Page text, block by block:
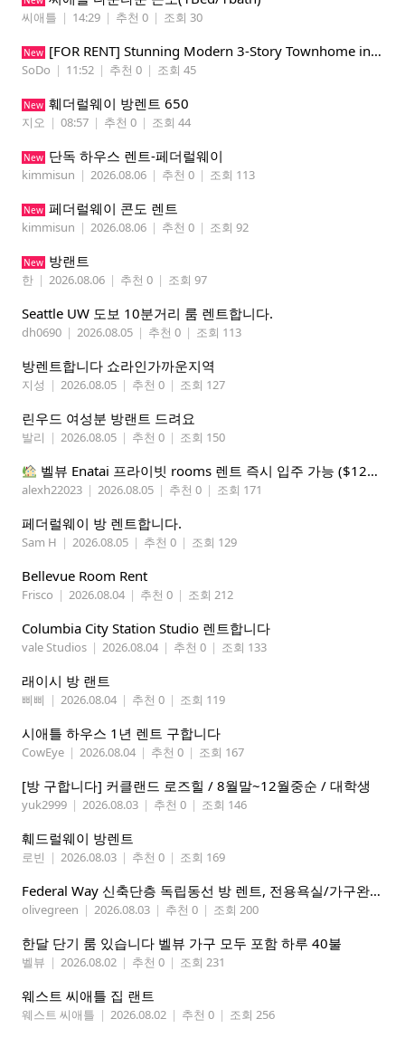
씨애틀 | 14:29 | 추천 0 | 조회 30
New ​[FOR RENT] Stunning Modern 3-Story Townhome in South Park - Perfect for Tech Pros & Students!
SoDo | 11:52 | 추천 0 | 조회 45
New 훼더럴웨이 방렌트 650
지오 | 08:57 | 추천 0 | 조회 44
New 단독 하우스 렌트-페더럴웨이
kimmisun | 2026.08.06 | 추천 0 | 조회 113
New 페더럴웨이 콘도 렌트
kimmisun | 2026.08.06 | 추천 0 | 조회 92
New 방랜트
한 | 2026.08.06 | 추천 0 | 조회 97
Seattle UW 도보 10분거리 룸 렌트합니다.
dh0690 | 2026.08.05 | 추천 0 | 조회 113
방렌트합니다 쇼라인가까운지역
지성 | 2026.08.05 | 추천 0 | 조회 127
린우드 여성분 방랜트 드려요
발리 | 2026.08.05 | 추천 0 | 조회 150
벨뷰 Enatai 프라이빗 rooms 렌트 즉시 입주 가능 ($1200 monthly)
alexh22023 | 2026.08.05 | 추천 0 | 조회 171
페더럴웨이 방 렌트합니다.
Sam H | 2026.08.05 | 추천 0 | 조회 129
Bellevue Room Rent
Frisco | 2026.08.04 | 추천 0 | 조회 212
Columbia City Station Studio 렌트합니다
vale Studios | 2026.08.04 | 추천 0 | 조회 133
래이시 방 랜트
삐삐 | 2026.08.04 | 추천 0 | 조회 119
시애틀 하우스 1년 렌트 구합니다
CowEye | 2026.08.04 | 추천 0 | 조회 167
[방 구합니다] 커클랜드 로즈힐 / 8월말~12월중순 / 대학생
yuk2999 | 2026.08.03 | 추천 0 | 조회 146
훼드럴웨이 방렌트
로빈 | 2026.08.03 | 추천 0 | 조회 169
Federal Way 신축단층 독립동선 방 렌트, 전용욕실/가구완비 (여자분)
olivegreen | 2026.08.03 | 추천 0 | 조회 200
한달 단기 룸 있습니다 벨뷰 가구 모두 포함 하루 40불
벨뷰 | 2026.08.02 | 추천 0 | 조회 231
웨스트 씨애틀 집 랜트
웨스트 씨애틀 | 2026.08.02 | 추천 0 | 조회 256